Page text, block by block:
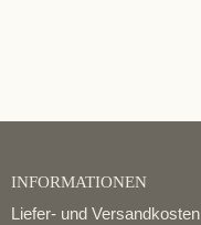
INFORMATIONEN
Liefer- und Versandkosten